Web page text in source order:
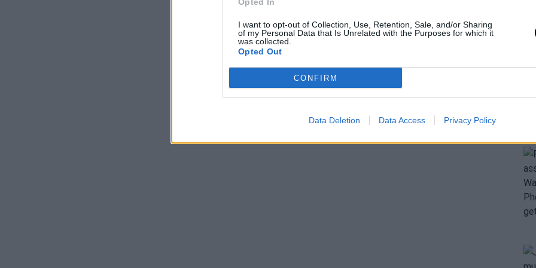
I want to opt-out of Collection, Use, Retention, Sale, and/or Sharing
of my Personal Data that Is Unrelated with the Purposes for which it
was collected.
Opted Out
CONFIRM
Data Deletion Data Access Privacy Policy